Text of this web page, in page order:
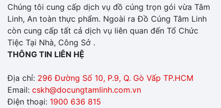
Chúng tôi cung cấp dịch vụ đồ cúng trọn gói vừa Tâm
Linh, An toàn thực phẩm. Ngoài ra Đồ Cúng Tâm Linh
còn cung cấp tất cả dịch vụ liên quan đến Tổ Chức
Tiệc Tại Nhà, Công Sở .
THÔNG TIN LIÊN HỆ
Địa chỉ: 296 Đường Số 10, P.9, Q. Gò Vấp TP.HCM
Email: cskh@docungtamlinh.com.vn
Điện thoại: 1900 636 815